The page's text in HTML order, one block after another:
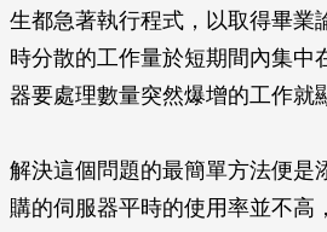
生都急著執行程式，以取得畢業
時分散的工作量於短期間內集中
器要處理數量突然爆增的工作就
解決這個問題的最簡單方法便是
購的伺服器平時的使用率並不高